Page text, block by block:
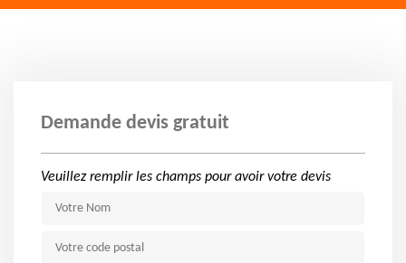
Demande devis gratuit
Veuillez remplir les champs pour avoir votre devis